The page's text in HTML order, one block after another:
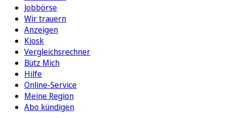
Jobbörse
Wir trauern
Anzeigen
Kiosk
Vergleichsrechner
Bütz Mich
Hilfe
Online-Service
Meine Region
Abo kündigen